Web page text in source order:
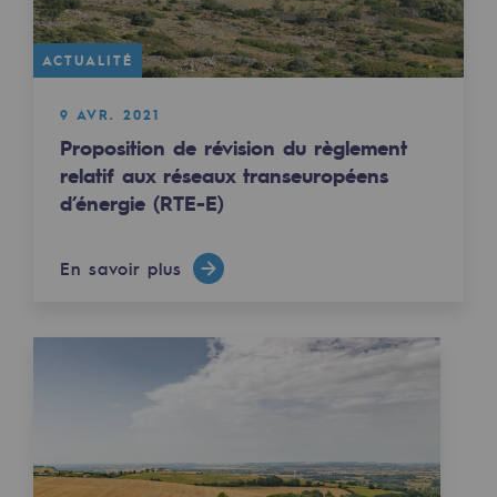
Territorial
Engagements auprès des territoires
Social
Social
Notre investissement dans les
Inclusion
Sécurité
PARI 2035, le programme de sécurité
ACTUALITÉ
9 AVR. 2021
Proposition de révision du règlement
relatif aux réseaux transeuropéens
d’énergie (RTE-E)
En savoir plus